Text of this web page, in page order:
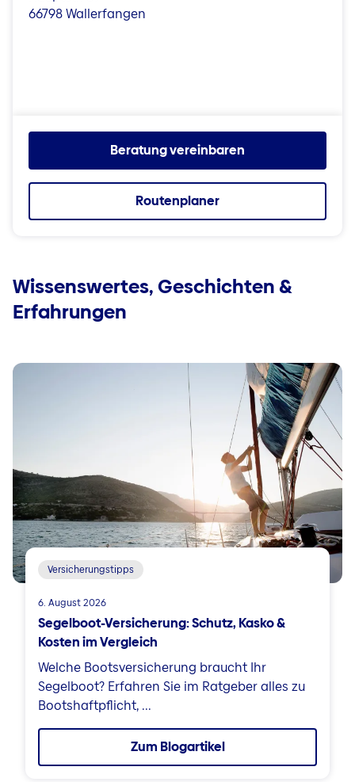
66798 Wallerfangen
Beratung vereinbaren
Routenplaner
Wissenswertes, Geschichten &
Erfahrungen
Versicherungstipps
6. August 2026
Segelboot-Versicherung: Schutz, Kasko &
Kosten im Vergleich
Welche Bootsversicherung braucht Ihr
Segelboot? Erfahren Sie im Ratgeber alles zu
Bootshaftpflicht, ...
Zum Blogartikel